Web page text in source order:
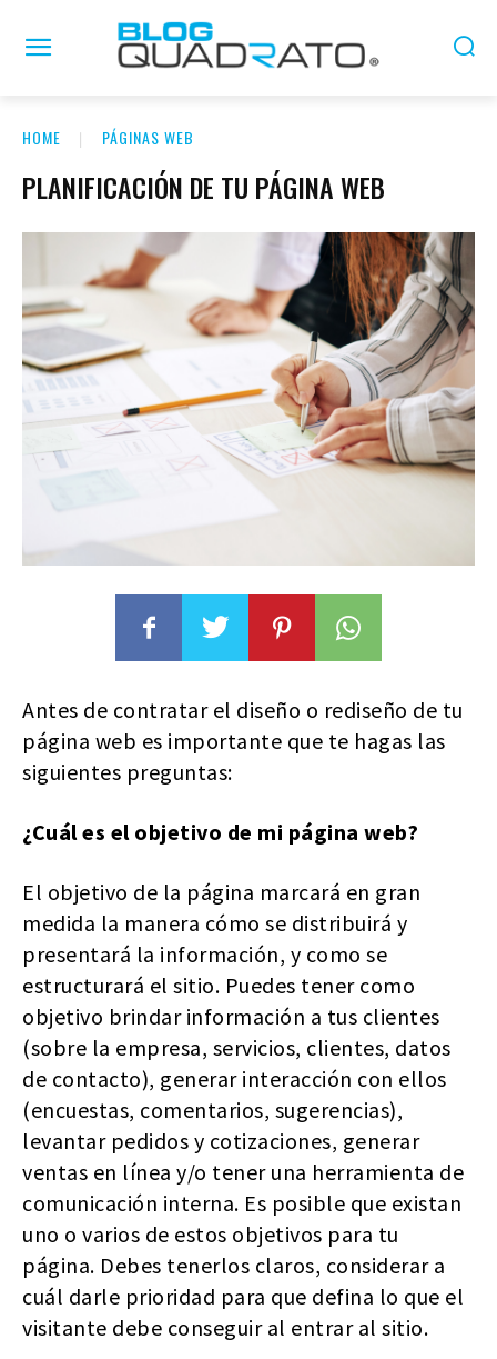
HOME PÁGINAS WEB
PLANIFICACIÓN DE TU PÁGINA WEB
Antes de contratar el diseño o rediseño de tu
página web es importante que te hagas las
siguientes preguntas:
¿Cuál es el objetivo de mi página web?
El objetivo de la página marcará en gran
medida la manera cómo se distribuirá y
presentará la información, y como se
estructurará el sitio. Puedes tener como
objetivo brindar información a tus clientes
(sobre la empresa, servicios, clientes, datos
de contacto), generar interacción con ellos
(encuestas, comentarios, sugerencias),
levantar pedidos y cotizaciones, generar
ventas en línea y/o tener una herramienta de
comunicación interna. Es posible que existan
uno o varios de estos objetivos para tu
página. Debes tenerlos claros, considerar a
cuál darle prioridad para que defina lo que el
visitante debe conseguir al entrar al sitio.